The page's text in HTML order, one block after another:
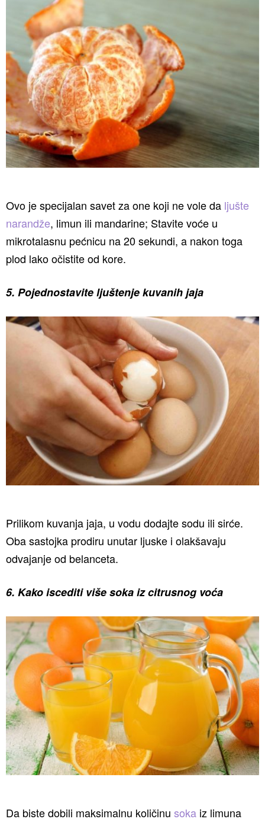
Ovo je specijalan savet za one koji ne vole da ljušte
narandže, limun ili mandarine; Stavite voće u
mikrotalasnu pećnicu na 20 sekundi, a nakon toga
plod lako očistite od kore.
5. Pojednostavite ljuštenje kuvanih jaja
Prilikom kuvanja jaja, u vodu dodajte sodu ili sirće.
Oba sastojka prodiru unutar ljuske i olakšavaju
odvajanje od belanceta.
6. Kako iscediti više soka iz citrusnog voća
Da biste dobili maksimalnu količinu soka iz limuna